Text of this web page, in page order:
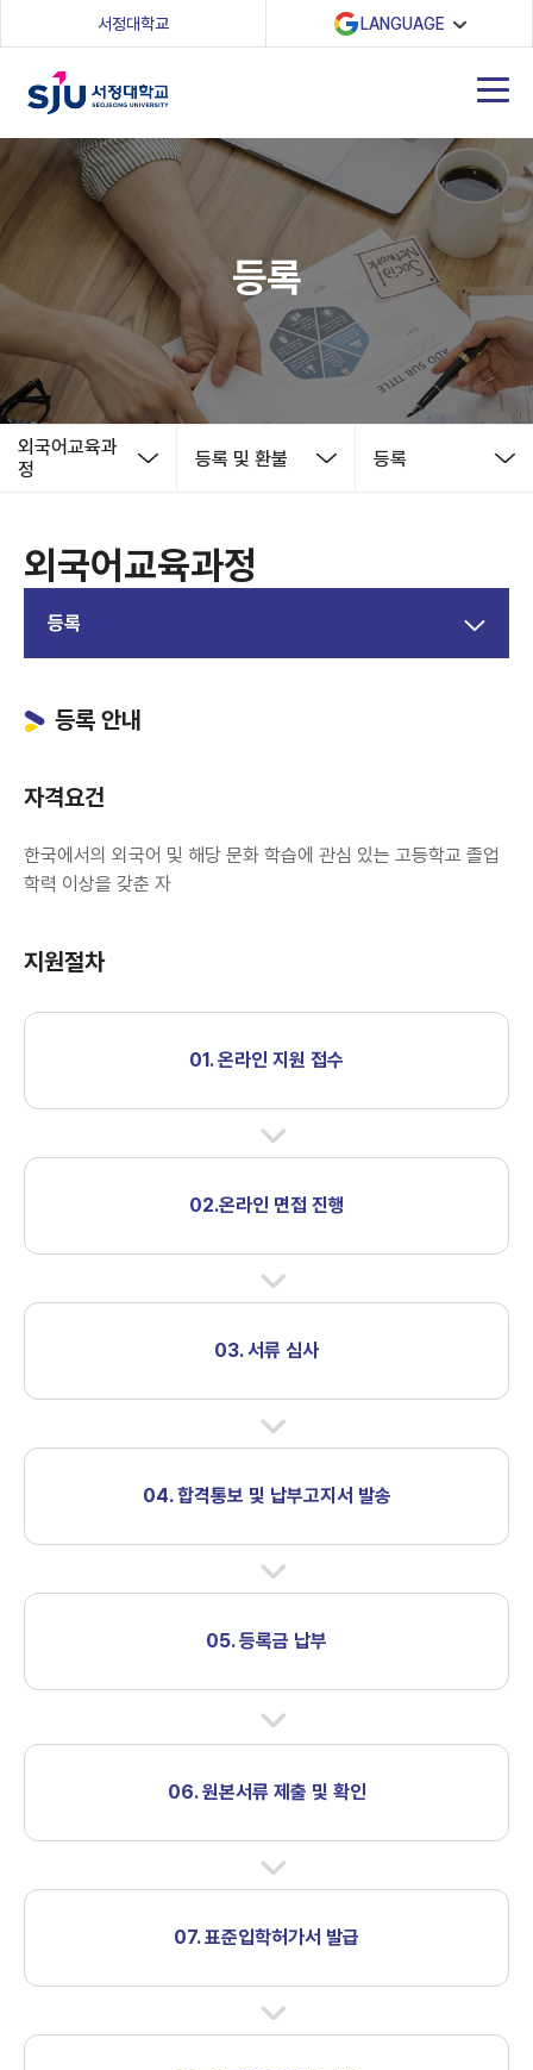
서정대학교 LANGUAGE
등록
외국어교육과
정
등록 및 환불 등록
외국어교육과정
등록
등록 안내
자격요건
한국에서의 외국어 및 해당 문화 학습에 관심 있는 고등학교 졸업
학력 이상을 갖춘 자
지원절차
01. 온라인 지원 접수
02.온라인 면접 진행
03. 서류 심사
04. 합격통보 및 납부고지서 발송
05. 등록금 납부
06. 원본서류 제출 및 확인
07. 표준입학허가서 발급